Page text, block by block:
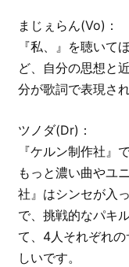
まじぇらん(Vo)：
『私、』を聴いて
ど、自分の思想と
分が歌詞で表現さ
ツノダ(Dr)：
『ケルン制作社』で
もっと濃い曲やユ
社』はシンセが入
で、挑戦的なパキ
て、4人それぞれ
しいです。